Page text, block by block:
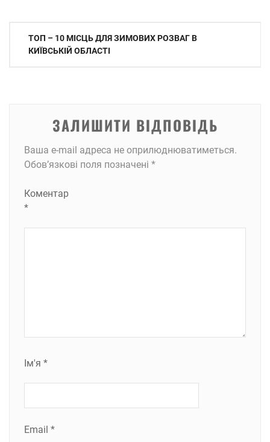
Навігація
записів
ТОП – 10 МІСЦЬ ДЛЯ ЗИМОВИХ РОЗВАГ В
КИЇВСЬКІЙ ОБЛАСТІ
ЗАЛИШИТИ ВІДПОВІДЬ
Ваша e-mail адреса не оприлюднюватиметься.
Обов’язкові поля позначені *
Коментар
*
Ім'я *
Email *